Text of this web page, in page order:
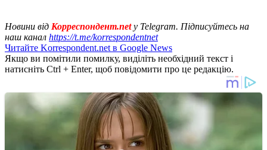
Новини від Корреспондент.netу Telegram. Підписуйтесь на
наш канал https://t.me/korrespondentnet
Читайте Korrespondent.net в Google News
Якщо ви помітили помилку, виділіть необхідний текст і
натисніть Ctrl + Enter, щоб повідомити про це редакцію.